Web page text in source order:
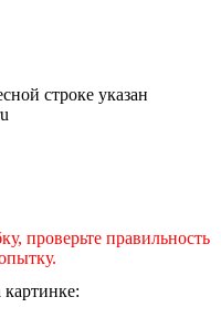
строке указан
проверьте правильность